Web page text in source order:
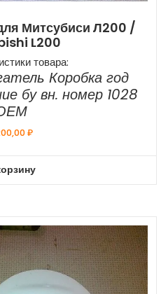
Митсубиси Л200 /
L200
товара:
Коробка год
бу вн. номер 1028
₽